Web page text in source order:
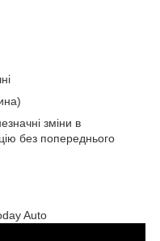
зміни в
без попереднього
Auto